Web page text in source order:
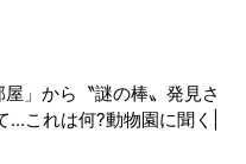
屋」から〝謎の棒〟発見さ
これは何?動物園に聞く|